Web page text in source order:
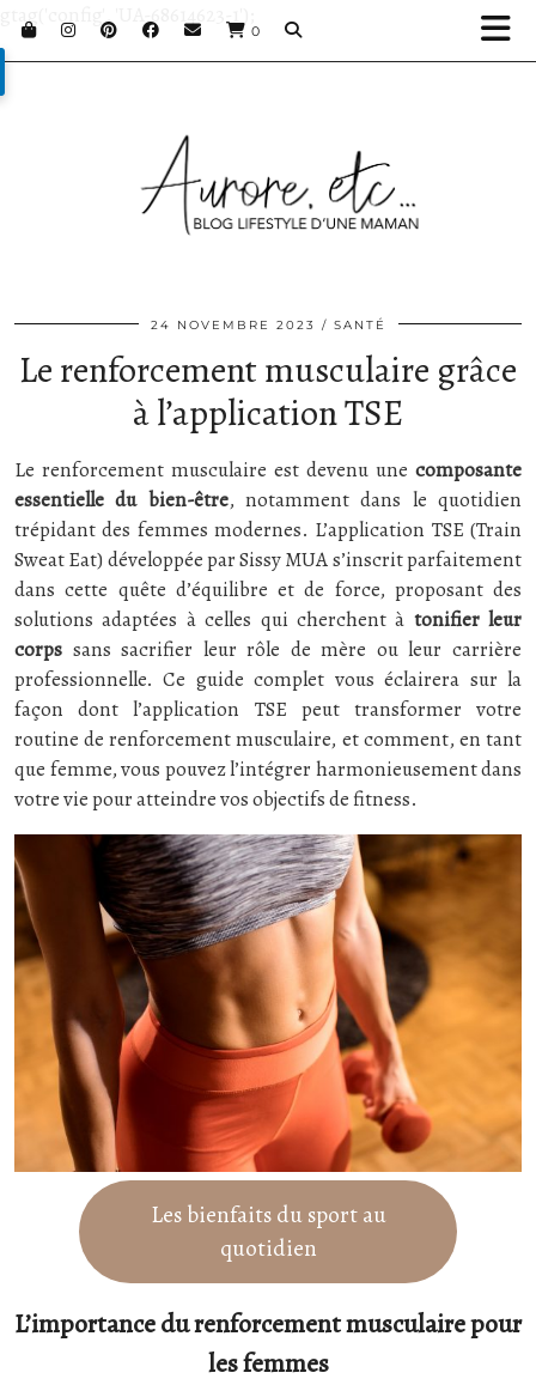
0
gtag('config', 'UA-68614623-1');
24 NOVEMBRE 2023 SANTÉ
Le renforcement musculaire grâce
à l’application TSE
Le renforcement musculaire est devenu une composante
essentielle du bien-être, notamment dans le quotidien
trépidant des femmes modernes. L’application TSE (Train
Sweat Eat) développée par Sissy MUA s’inscrit parfaitement
dans cette quête d’équilibre et de force, proposant des
solutions adaptées à celles qui cherchent à tonifier leur
corps sans sacrifier leur rôle de mère ou leur carrière
professionnelle. Ce guide complet vous éclairera sur la
façon dont l’application TSE peut transformer votre
routine de renforcement musculaire, et comment, en tant
que femme, vous pouvez l’intégrer harmonieusement dans
votre vie pour atteindre vos objectifs de fitness.
Les bienfaits du sport au
quotidien
L’importance du renforcement musculaire pour
les femmes